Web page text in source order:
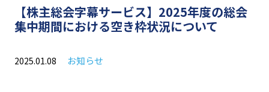
【株主総会字幕サービス】2025年度の総会
集中期間における空き枠状況について
2025.01.08 お知らせ